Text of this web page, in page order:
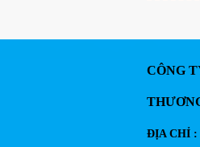
CÔNG
ĐỊA CHỈ :